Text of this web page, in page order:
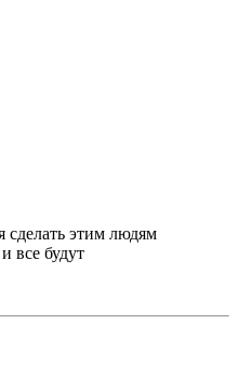
сделать этим людям
все будут